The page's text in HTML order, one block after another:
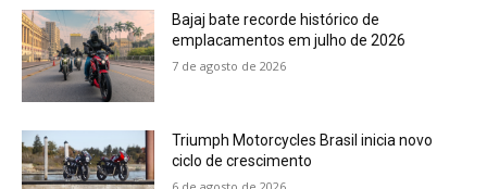
Bajaj bate recorde histórico de
emplacamentos em julho de 2026
7 de agosto de 2026
Triumph Motorcycles Brasil inicia novo
ciclo de crescimento